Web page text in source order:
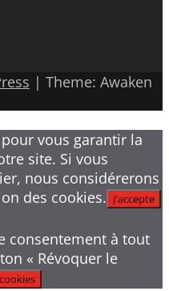
| Theme: Awaken
vous garantir la
site. Si vous
nous considérerons
des cookies. J'accepte
consentement à tout
« Révoquer le